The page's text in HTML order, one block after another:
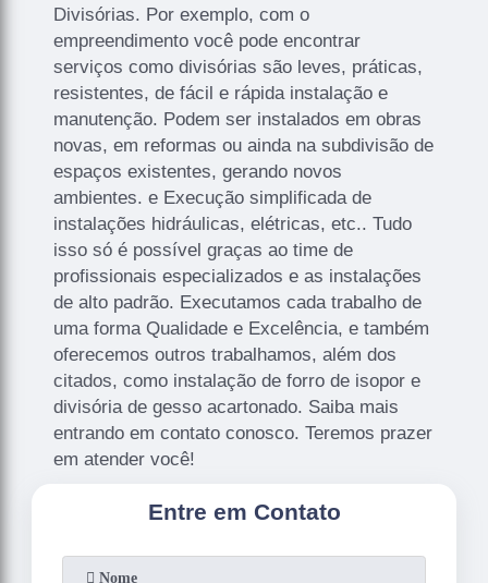
Divisórias. Por exemplo, com o
empreendimento você pode encontrar
serviços como divisórias são leves, práticas,
resistentes, de fácil e rápida instalação e
manutenção. Podem ser instalados em obras
novas, em reformas ou ainda na subdivisão de
espaços existentes, gerando novos
ambientes. e Execução simplificada de
instalações hidráulicas, elétricas, etc.. Tudo
isso só é possível graças ao time de
profissionais especializados e as instalações
de alto padrão. Executamos cada trabalho de
uma forma Qualidade e Excelência, e também
oferecemos outros trabalhamos, além dos
citados, como instalação de forro de isopor e
divisória de gesso acartonado. Saiba mais
entrando em contato conosco. Teremos prazer
em atender você!
Entre em Contato